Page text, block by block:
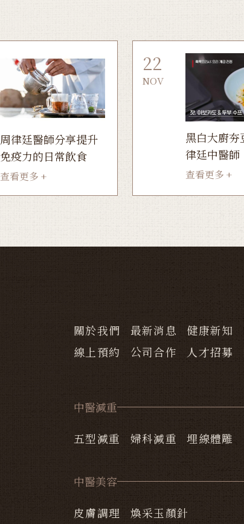
周律廷醫師分享提升
免疫力的日常飲食
查看更多 +
22
NOV
黑白大廚夯
律廷中醫師
量
查看更多 +
關於我們 最新消息 健康新知
線上預約
公司合作 人才招募
中醫減重
五型減重
婦科減重 埋線體雕
中醫美容
皮膚調理
煥采玉顏針